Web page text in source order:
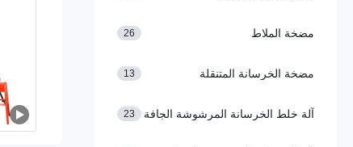
مضخة الملاط 26
مضخة الخرسانة المتنقلة 13
آلة خلط الخرسانة المرشوشة الجافة 23